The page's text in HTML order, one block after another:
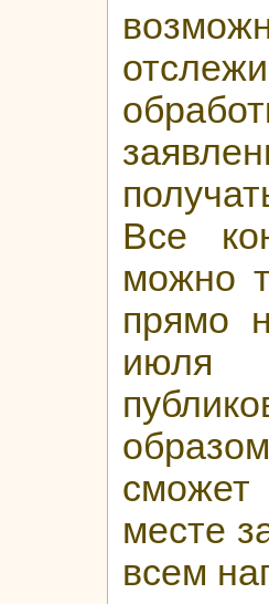
Все
можно
прямо
июля
сможет
месте
всем